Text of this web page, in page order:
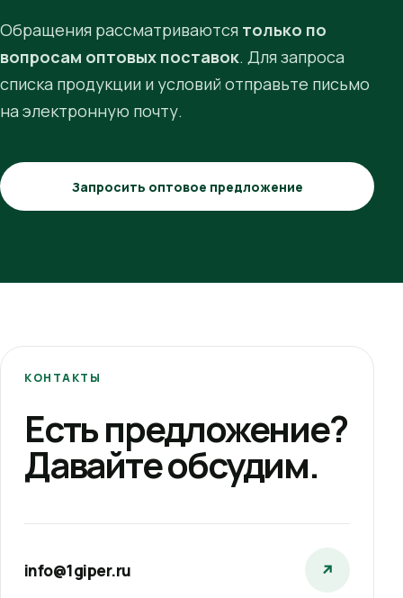
Обращения рассматриваются только по
вопросам оптовых поставок. Для запроса
списка продукции и условий отправьте письмо
на электронную почту.
Запросить оптовое предложение
КОНТАКТЫ
Есть предложение?
Давайте обсудим.
info@1giper.ru ↗